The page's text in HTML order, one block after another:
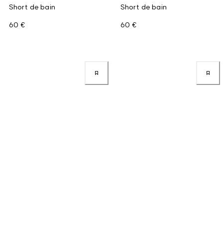
Short de bain
60 €
Short de bain
60 €